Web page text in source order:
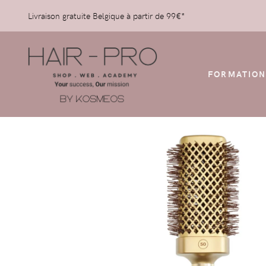
Livraison gratuite Belgique à partir de 99€*